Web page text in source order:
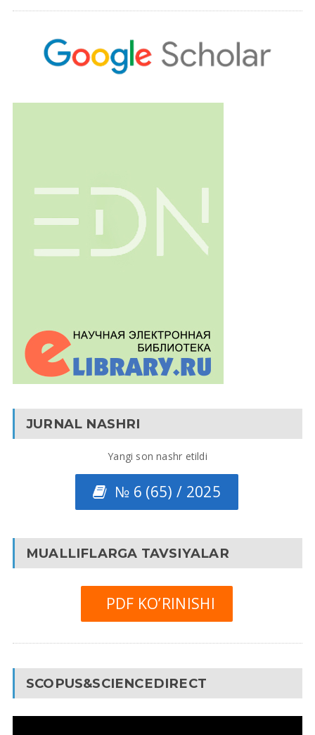
JURNAL NASHRI
Yangi son nashr etildi
№ 6 (65) / 2025
MUALLIFLARGA TAVSIYALAR
PDF KO’RINISHI
SCOPUS&SCIENCEDIRECT